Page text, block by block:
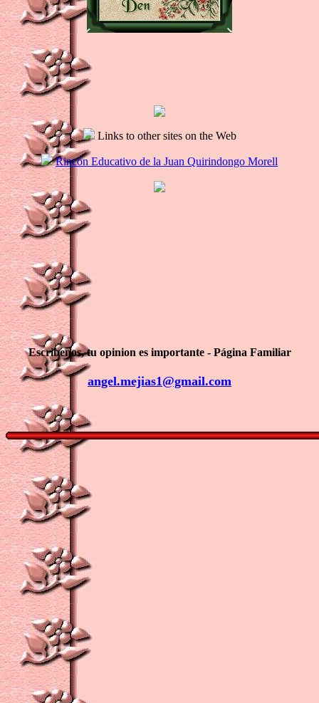
Links to other sites on the Web
Rincón Educativo de la Juan Quirindongo Morell
Escribenos, tu opinion es importante - Página Familiar
angel.mejias1@gmail.com